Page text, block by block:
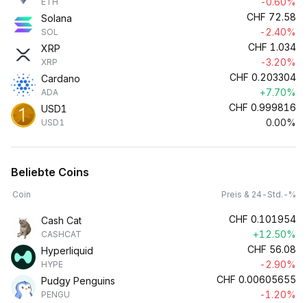
Solana
SOL
CHF 72.58
-2.40%
XRP
XRP
CHF 1.034
-3.20%
Cardano
ADA
CHF 0.203304
+7.70%
USD1
USD1
CHF 0.999816
0.00%
Beliebte Coins
Coin Preis & 24-Std.-%
Cash Cat
CASHCAT
CHF 0.101954
+12.50%
Hyperliquid
HYPE
CHF 56.08
-2.90%
Pudgy Penguins
PENGU
CHF 0.00605655
-1.20%